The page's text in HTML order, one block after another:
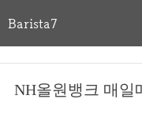
Barista7
NH올원뱅크 매일